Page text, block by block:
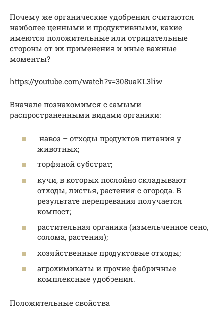
Почему же органические удобрения считаются
наиболее ценными и продуктивными, какие
имеются положительные или отрицательные
стороны от их применения и иные важные
моменты?
https://youtube.com/watch?v=308uaKL3liw
Вначале познакомимся с самыми
распространенными видами органики:
навоз – отходы продуктов питания у
животных;
торфяной субстрат;
кучи, в которых послойно складывают
отходы, листья, растения с огорода. В
результате перепревания получается
компост;
растительная органика (измельченное сено,
солома, растения);
хозяйственные продуктовые отходы;
агрохимикаты и прочие фабричные
комплексные удобрения.
Положительные свойства